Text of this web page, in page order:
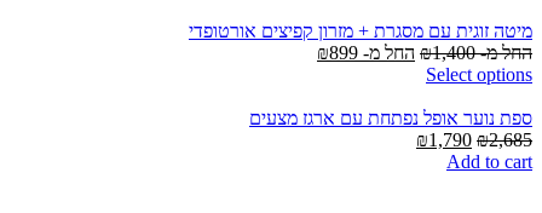
מיטה זוגית עם מסגרת + מזרון קפיצים אורטופדי
החל מ-
₪1,400 החל מ- ₪899
Select options
ספת נוער אופל נפתחת עם ארגז מצעים
₪2,685
Original
price
₪1,790
Add to cart